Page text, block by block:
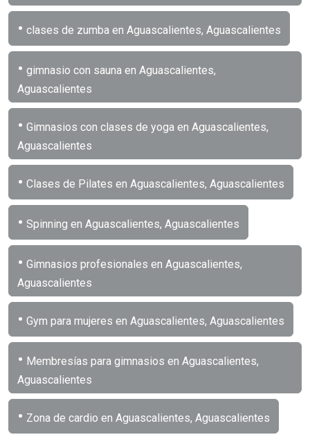
• clases de zumba en Aguascalientes, Aguascalientes
• gimnasio con sauna en Aguascalientes,
Aguascalientes
• Gimnasios con clases de yoga en Aguascalientes,
Aguascalientes
• Clases de Pilates en Aguascalientes, Aguascalientes
• Spinning en Aguascalientes, Aguascalientes
• Gimnasios profesionales en Aguascalientes,
Aguascalientes
• Gym para mujeres en Aguascalientes, Aguascalientes
• Membresías para gimnasios en Aguascalientes,
Aguascalientes
• Zona de cardio en Aguascalientes, Aguascalientes